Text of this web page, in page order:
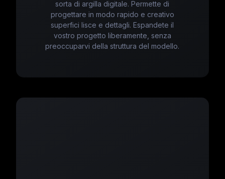
sorta di argilla digitale. Permette di
progettare in modo rapido e creativo
superfici lisce e dettagli. Espandete il
vostro progetto liberamente, senza
preoccuparvi della struttura del modello.